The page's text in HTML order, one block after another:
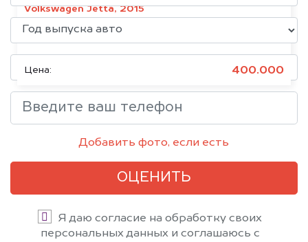
Volkswagen Jetta, 2015
Состояние:Без документов
Цена: 400.000
Добавить фото, если есть
ОЦЕНИТЬ
Я даю согласие на обработку своих
персональных данных и соглашаюсь с